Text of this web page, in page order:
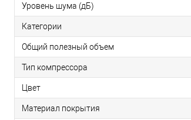
Уровень шума (дБ)
Категории
Общий полезный объем
Тип компрессора
Цвет
Материал покрытия